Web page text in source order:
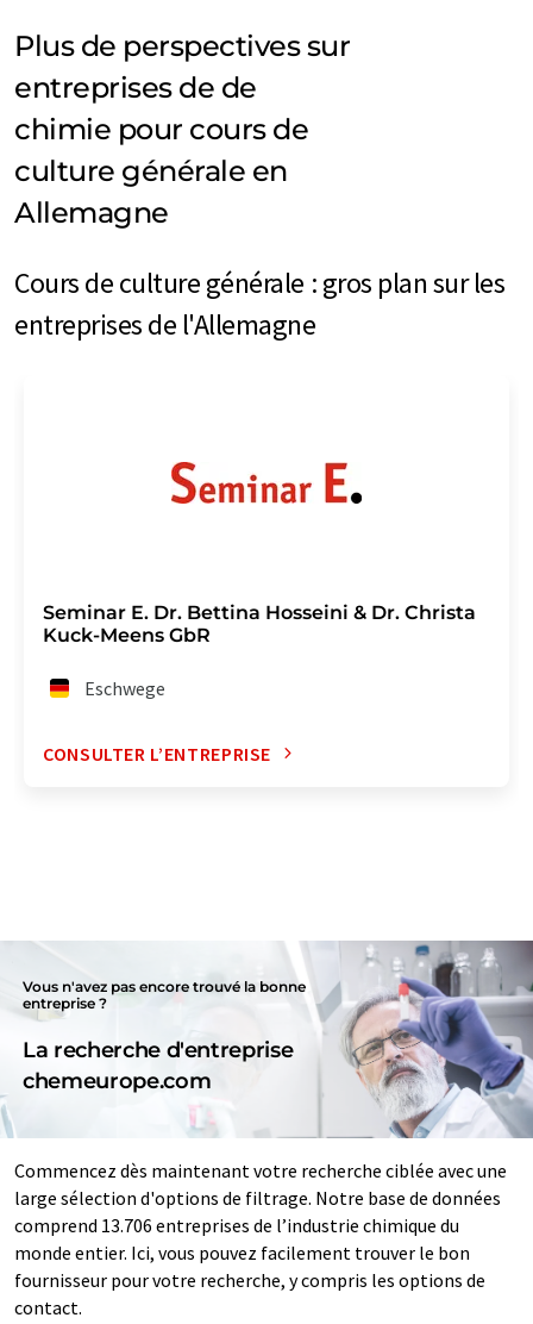
Plus de perspectives sur
entreprises de de
chimie pour cours de
culture générale en
Allemagne
Cours de culture générale : gros plan sur les
entreprises de l'Allemagne
Seminar E. Dr. Bettina Hosseini & Dr. Christa
Kuck-Meens GbR
Eschwege
CONSULTER L’ENTREPRISE
Vous n'avez pas encore trouvé la bonne
entreprise ?
La recherche d'entreprise
chemeurope.com
Commencez dès maintenant votre recherche ciblée avec une
large sélection d'options de filtrage. Notre base de données
comprend 13.706 entreprises de l’industrie chimique du
monde entier. Ici, vous pouvez facilement trouver le bon
fournisseur pour votre recherche, y compris les options de
contact.